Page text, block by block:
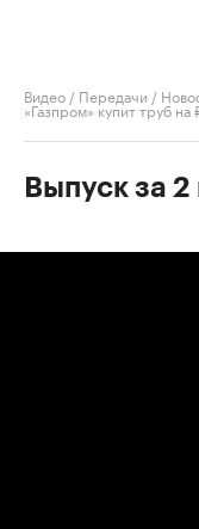
Видео / Передачи /
«Газпром» купит труб
Выпуск за